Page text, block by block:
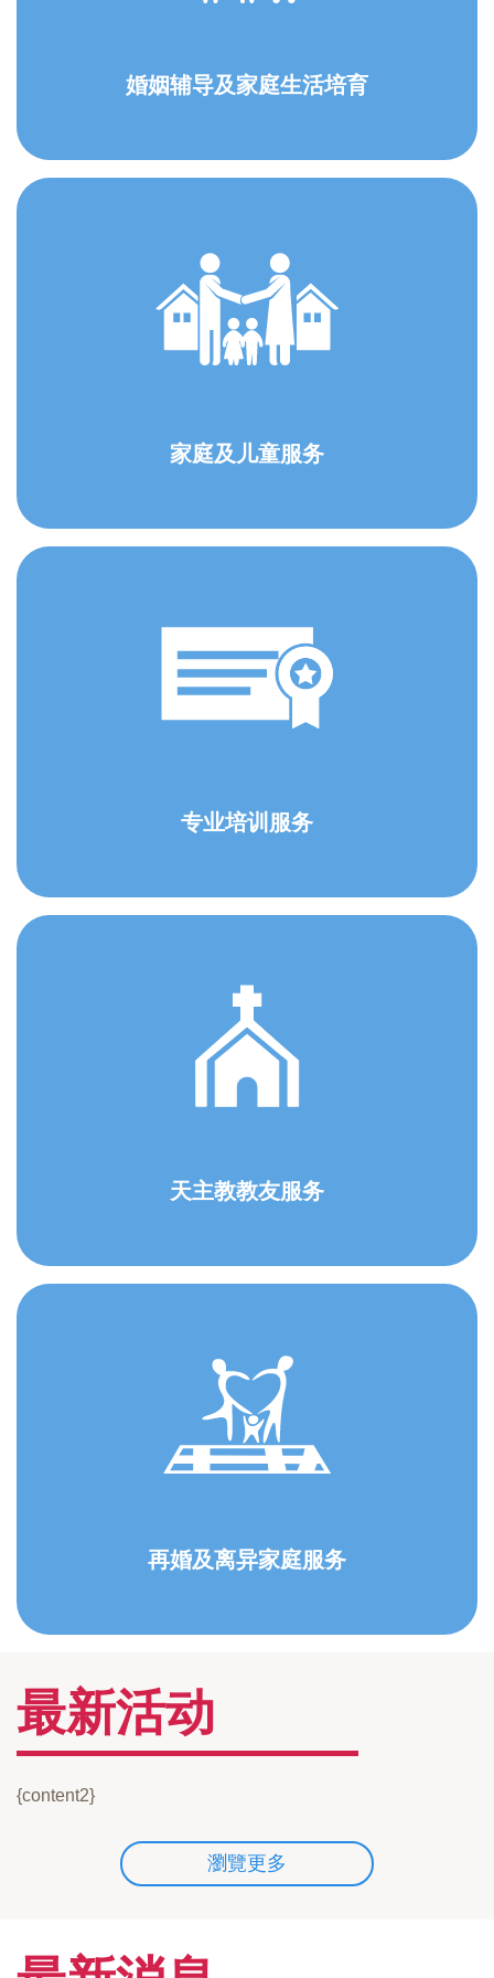
婚姻辅导及家庭生活培育
家庭及儿童服务
专业培训服务
天主教教友服务
再婚及离异家庭服务
最新活动
{content2}
瀏覽更多